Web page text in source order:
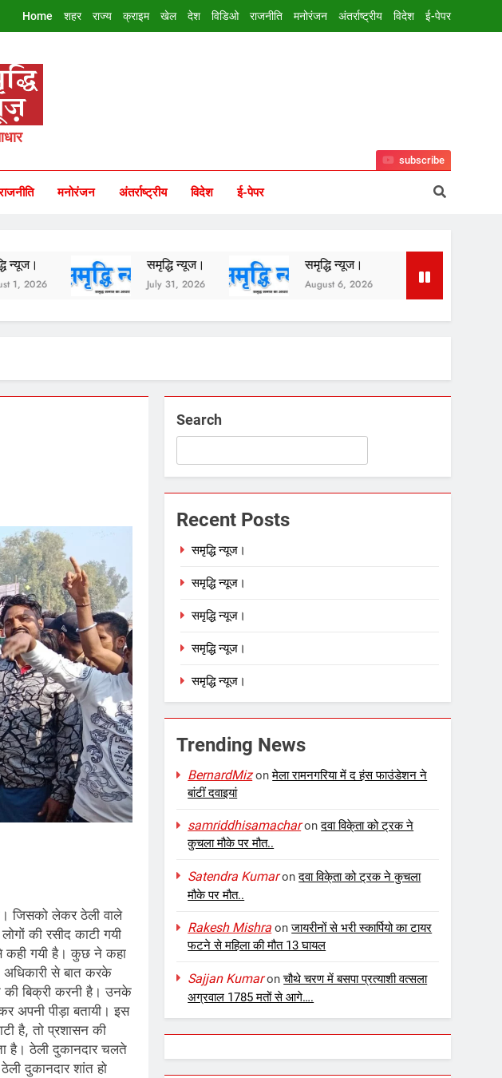
Home शहर राज्य क्राइम खेल देश विडिओ राजनीति मनोरंजन अंतर्राष्ट्रीय विदेश ई-पेपर
मनोरंजन अंतर्राष्ट्रीय विदेश ई-पेपर
subscribe
समृद्धि न्यूज।
July 31, 2026
समृद्धि न्यूज।
August 6, 2026
समृद्धि न्यूज।
August 5, 2026
जिसको लेकर ठेली वाले
की रसीद काटी गयी
कही गयी है। कुछ ने कहा
अधिकारी से बात करके
की बिक्री करनी है। उनके
अपनी पीड़ा बतायी। इस
है, तो प्रशासन की
है। ठेली दुकानदार चलते
दुकानदार शांत हो
Search
Recent Posts
समृद्धि न्यूज।
समृद्धि न्यूज।
समृद्धि न्यूज।
समृद्धि न्यूज।
समृद्धि न्यूज।
Trending News
BernardMizonमेला रामनगरिया में द हंस फाउंडेशन ने
बांटीं दवाइयां
samriddhisamacharonदवा विके्ता को ट्रक ने
कुचला मौके पर मौत..
Satendra Kumaronदवा विके्ता को ट्रक ने कुचला
मौके पर मौत..
Rakesh Mishra onजायरीनों से भरी स्कार्पियो का टायर
फटने से महिला की मौत 13 घायल
Sajjan Kumaronचौथे चरण में बसपा प्रत्याशी वत्सला
अग्रवाल 1785 मतों से आगे….